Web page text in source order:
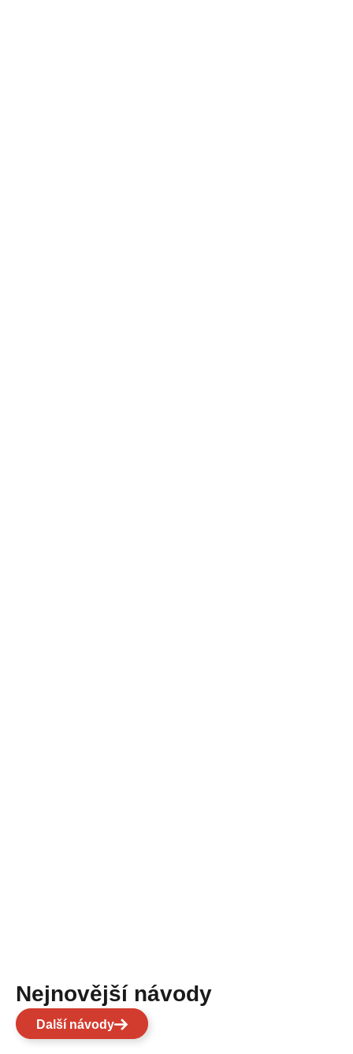
Nejnovější návody
Další návody